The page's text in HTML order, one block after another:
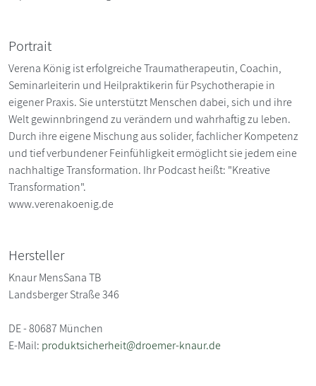
Portrait
Verena König ist erfolgreiche Traumatherapeutin, Coachin,
Seminarleiterin und Heilpraktikerin für Psychotherapie in
eigener Praxis. Sie unterstützt Menschen dabei, sich und ihre
Welt gewinnbringend zu verändern und wahrhaftig zu leben.
Durch ihre eigene Mischung aus solider, fachlicher Kompetenz
und tief verbundener Feinfühligkeit ermöglicht sie jedem eine
nachhaltige Transformation. Ihr Podcast heißt: "Kreative
Transformation".
www.verenakoenig.de
Hersteller
Knaur MensSana TB
Landsberger Straße 346
DE - 80687 München
E-Mail: produktsicherheit@droemer-knaur.de